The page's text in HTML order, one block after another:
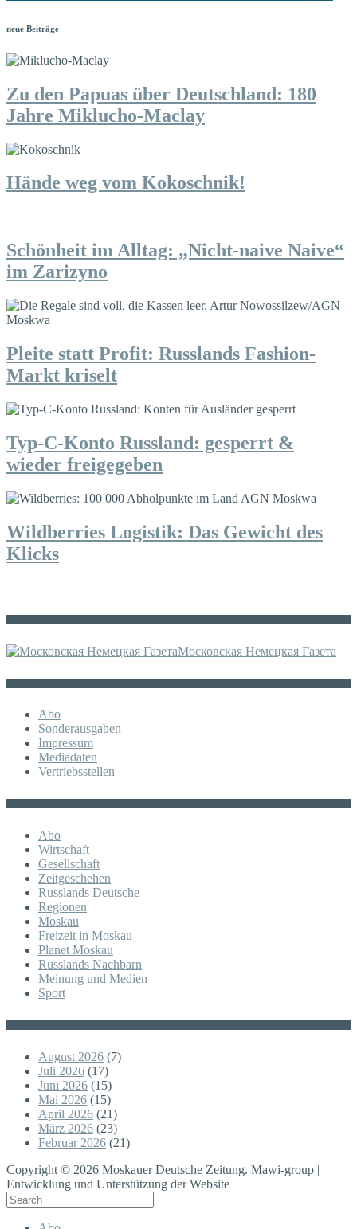
neue Beiträge
Zu den Papuas über Deutschland: 180
Jahre Miklucho-Maclay
Hände weg vom Kokoschnik!
Schönheit im Alltag: „Nicht-naive Naive“
im Zarizyno
Pleite statt Profit: Russlands Fashion-
Markt kriselt
Typ-C-Konto Russland: gesperrt &
wieder freigegeben
Wildberries Logistik: Das Gewicht des
Klicks
Московская Немецкая Газета
Abo
Sonderausgaben
Impressum
Mediadaten
Vertriebsstellen
Abo
Wirtschaft
Gesellschaft
Zeitgeschehen
Russlands Deutsche
Regionen
Moskau
Freizeit in Moskau
Planet Moskau
Russlands Nachbarn
Meinung und Medien
Sport
August 2026 (7)
Juli 2026 (17)
Juni 2026 (15)
Mai 2026 (15)
April 2026 (21)
März 2026 (23)
Februar 2026 (21)
Copyright © 2026 Moskauer Deutsche Zeitung. Mawi-group |
Entwicklung und Unterstützung der Website